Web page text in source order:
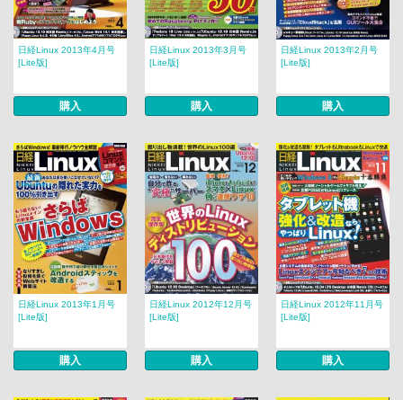
日経Linux 2013年4月号
[Lite版]
購入
日経Linux 2013年3月号
[Lite版]
購入
日経Linux 2013年2月号
[Lite版]
購入
日経Linux 2013年1月号
[Lite版]
購入
日経Linux 2012年12月号
[Lite版]
購入
日経Linux 2012年11月号
[Lite版]
購入